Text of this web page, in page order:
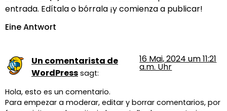
entrada. Edítala o bórrala ¡y comienza a publicar!
Eine Antwort
Un comentarista de
WordPress sagt:
16 Mai, 2024 um 11:21
a.m. Uhr
Hola, esto es un comentario.
Para empezar a moderar, editar y borrar comentarios, por